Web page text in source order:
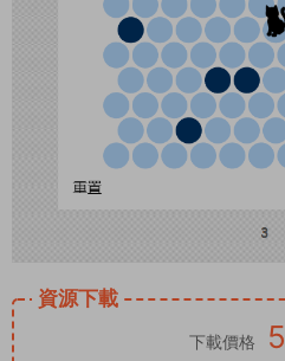
資源下載
下載價格 5